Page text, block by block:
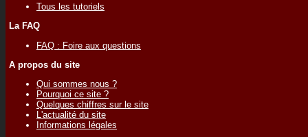
Tous les tutoriels
La FAQ
FAQ : Foire aux questions
A propos du site
Qui sommes nous ?
Pourquoi ce site ?
Quelques chiffres sur le site
L'actualité du site
Informations légales